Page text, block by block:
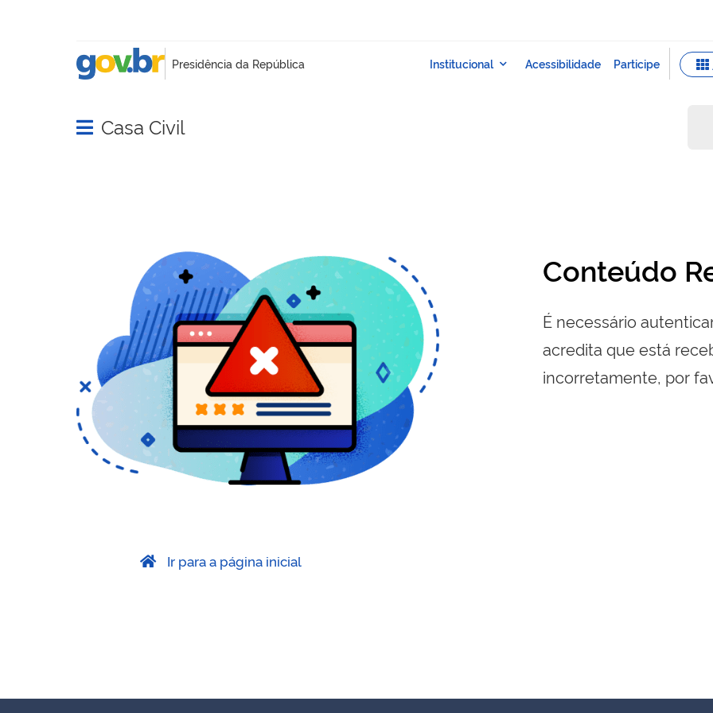
Abrir menu principal de navegação
Casa Civil
Conteúdo
É necessário
acredita que está
incorretamente, por
Ir para a página inicial